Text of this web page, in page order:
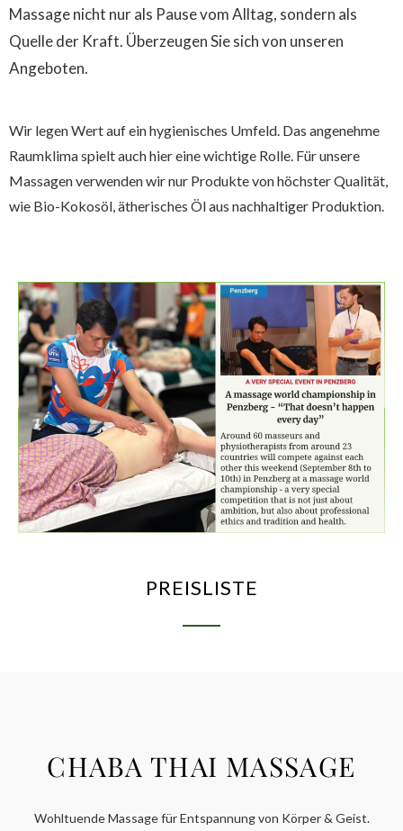
Massage nicht nur als Pause vom Alltag, sondern als
Quelle der Kraft. Überzeugen Sie sich von unseren
Angeboten.
Wir legen Wert auf ein hygienisches Umfeld. Das angenehme
Raumklima spielt auch hier eine wichtige Rolle. Für unsere
Massagen verwenden wir nur Produkte von höchster Qualität,
wie Bio-Kokosöl, ätherisches Öl aus nachhaltiger Produktion.
PREISLISTE
CHABA THAI MASSAGE
Wohltuende Massage für Entspannung von Körper & Geist.